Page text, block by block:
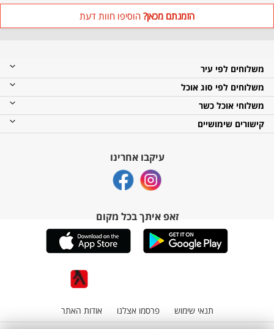
הזמנתם מכאן? הוסיפו חוות דעת
משלוחים לפי עיר
משלוחים לפי סוג אוכל
משלוחי אוכל כשר
קישורים שימושיים
עיקבו אחרינו
זאפ איתך בכל מקום
תנאי שימוש פרסמו אצלנו אודות האתר